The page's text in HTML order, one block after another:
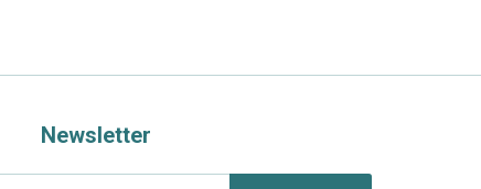
Newsletter